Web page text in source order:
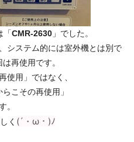
「CMR-2630」でした。
システム的には室外機とは別で
再使用です。
使用」ではなく、
らこその再使用」
。
く (´ ・ ω・ )ﾉ